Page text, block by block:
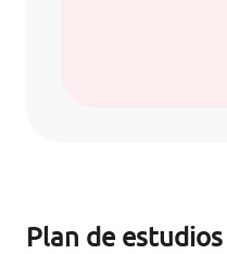
Plan de estudios